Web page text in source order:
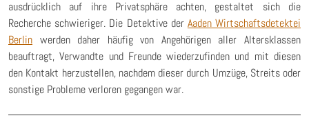
ausdrücklich auf ihre Privatsphäre achten, gestaltet sich die
Recherche schwieriger. Die Detektive der Aaden Wirtschaftsdetektei
Berlin werden daher häufig von Angehörigen aller Altersklassen
beauftragt, Verwandte und Freunde wiederzufinden und mit diesen
den Kontakt herzustellen, nachdem dieser durch Umzüge, Streits oder
sonstige Probleme verloren gegangen war.